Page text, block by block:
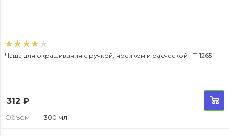
Чаша для окрашивания с ручкой, носиком и расческой - T-1265
312 ₽
Объем — 300 мл